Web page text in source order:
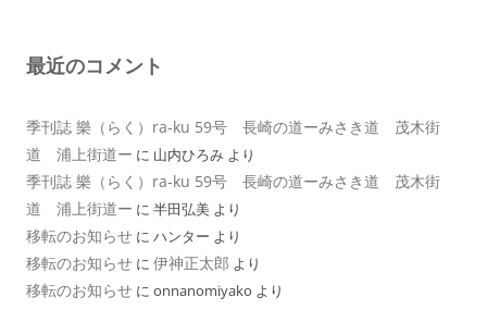
最近のコメント
季刊誌 樂（らく）ra-ku 59号 長崎の道ーみさき道 茂木街
道 浦上街道ー に 山内ひろみ より
季刊誌 樂（らく）ra-ku 59号 長崎の道ーみさき道 茂木街
道 浦上街道ー に 半田弘美 より
移転のお知らせ に ハンター より
移転のお知らせ に 伊神正太郎 より
移転のお知らせ に onnanomiyako より